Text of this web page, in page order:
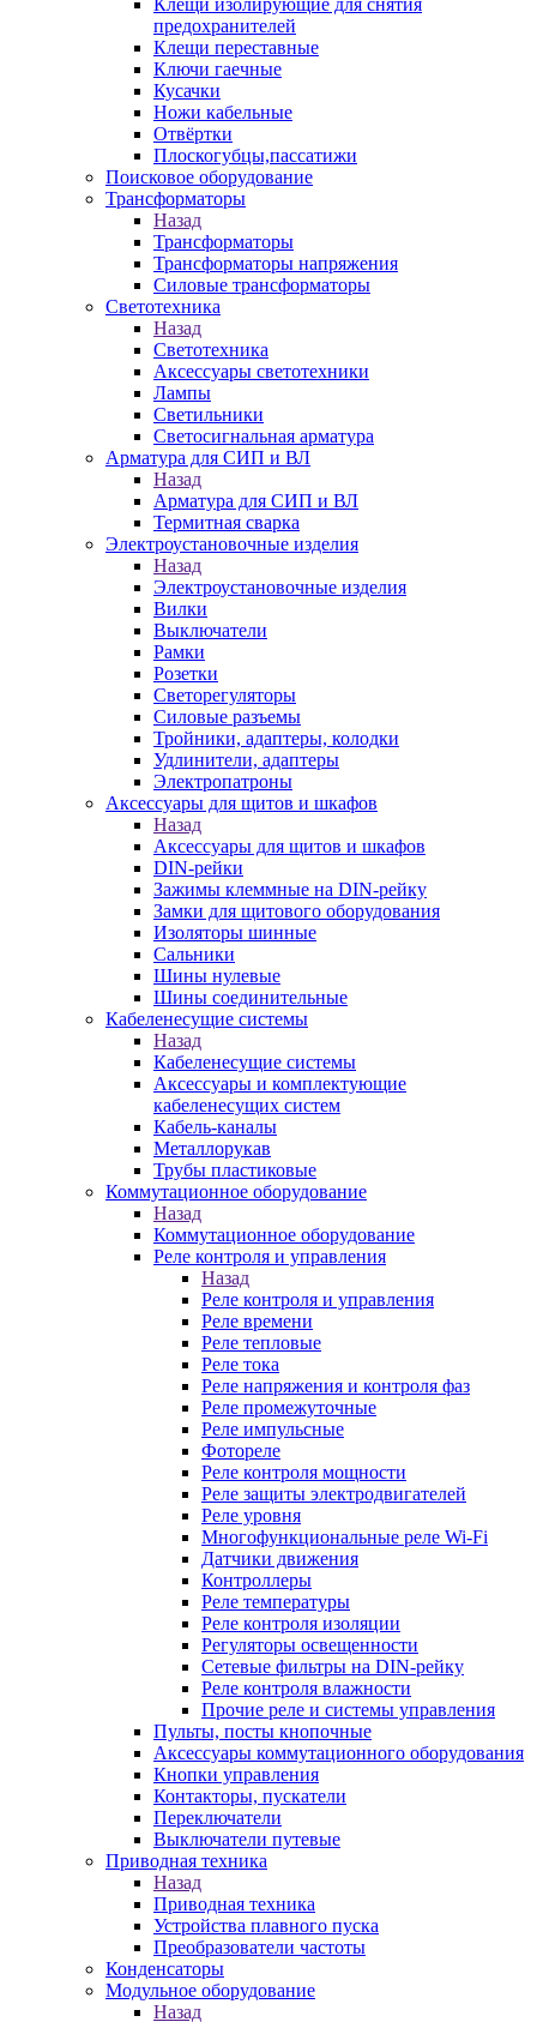
Клещи изолирующие для снятия
предохранителей
Клещи переставные
Ключи гаечные
Кусачки
Ножи кабельные
Отвёртки
Плоскогубцы,пассатижи
Поисковое оборудование
Трансформаторы
Назад
Трансформаторы
Трансформаторы напряжения
Силовые трансформаторы
Светотехника
Назад
Светотехника
Аксессуары светотехники
Лампы
Светильники
Светосигнальная арматура
Арматура для СИП и ВЛ
Назад
Арматура для СИП и ВЛ
Термитная сварка
Электроустановочные изделия
Назад
Электроустановочные изделия
Вилки
Выключатели
Рамки
Розетки
Светорегуляторы
Силовые разъемы
Тройники, адаптеры, колодки
Удлинители, адаптеры
Электропатроны
Аксессуары для щитов и шкафов
Назад
Аксессуары для щитов и шкафов
DIN-рейки
Зажимы клеммные на DIN-рейку
Замки для щитового оборудования
Изоляторы шинные
Сальники
Шины нулевые
Шины соединительные
Кабеленесущие системы
Назад
Кабеленесущие системы
Аксессуары и комплектующие
кабеленесущих систем
Кабель-каналы
Металлорукав
Трубы пластиковые
Коммутационное оборудование
Назад
Коммутационное оборудование
Реле контроля и управления
Назад
Реле контроля и управления
Реле времени
Реле тепловые
Реле тока
Реле напряжения и контроля фаз
Реле промежуточные
Реле импульсные
Фотореле
Реле контроля мощности
Реле защиты электродвигателей
Реле уровня
Многофункциональные реле Wi-Fi
Датчики движения
Контроллеры
Реле температуры
Реле контроля изоляции
Регуляторы освещенности
Сетевые фильтры на DIN-рейку
Реле контроля влажности
Прочие реле и системы управления
Пульты, посты кнопочные
Аксессуары коммутационного оборудования
Кнопки управления
Контакторы, пускатели
Переключатели
Выключатели путевые
Приводная техника
Назад
Приводная техника
Устройства плавного пуска
Преобразователи частоты
Конденсаторы
Модульное оборудование
Назад